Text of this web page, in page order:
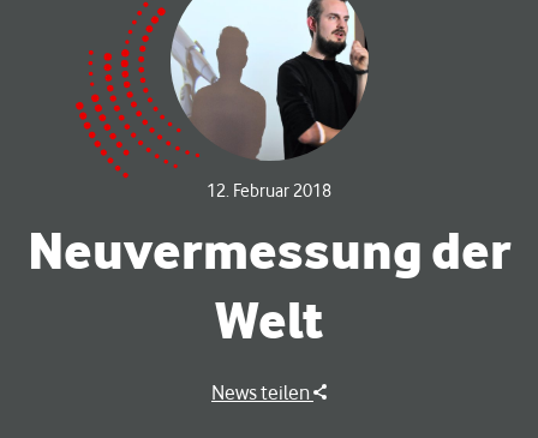
12. Februar 2018
Neuvermessung der
Welt
News teilen